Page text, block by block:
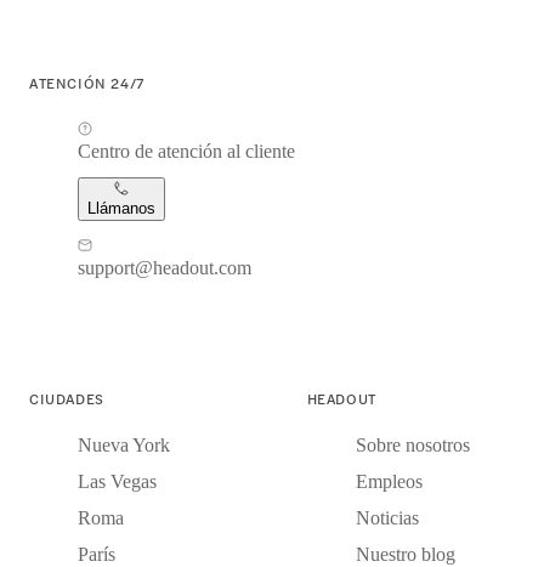
ATENCIÓN 24/7
Centro de atención al cliente
Llámanos
support@headout.com
CIUDADES
Nueva York
Las Vegas
Roma
París
HEADOUT
Sobre nosotros
Empleos
Noticias
Nuestro blog